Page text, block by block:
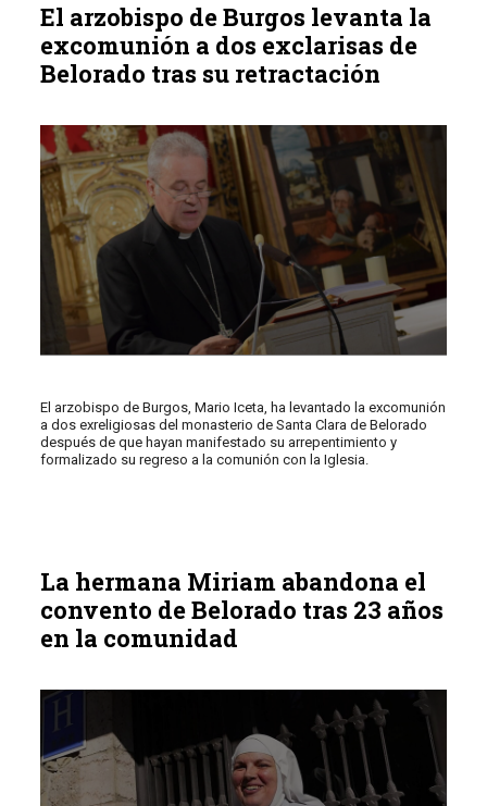
El arzobispo de Burgos levanta la
excomunión a dos exclarisas de
Belorado tras su retractación
El arzobispo de Burgos, Mario Iceta, ha levantado la excomunión
a dos exreligiosas del monasterio de Santa Clara de Belorado
después de que hayan manifestado su arrepentimiento y
formalizado su regreso a la comunión con la Iglesia.
La hermana Miriam abandona el
convento de Belorado tras 23 años
en la comunidad